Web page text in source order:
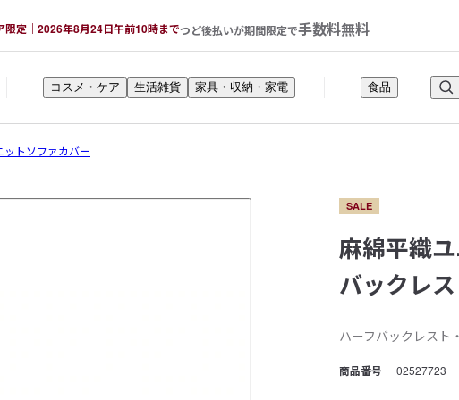
限定｜2026年8月24日午前10時までつど後払いが期間限定で手数料無料
コスメ・ケア 生活雑貨 家具・収納・家電 食品
ットソファカバー
SALE
麻綿平織
バックレ
ハーフバックレスト
商品番号 02527723